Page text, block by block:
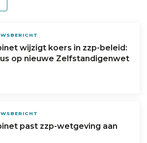
wijzigt koers in zzp-beleid:
op nieuwe Zelfstandigenwet
past zzp-wetgeving aan